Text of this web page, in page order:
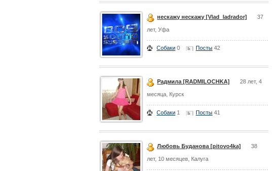
нескажу нескажу [Vlad_ladrador] 37
лет, Уфа
Собаки 0 Посты 42
Радмила [RADMILOCHKA] 28 лет, 4
месяца, Курск
Собаки 1 Посты 41
Любовь Буданова [pitovo4ka] 38
лет, 10 месяцев, Калуга